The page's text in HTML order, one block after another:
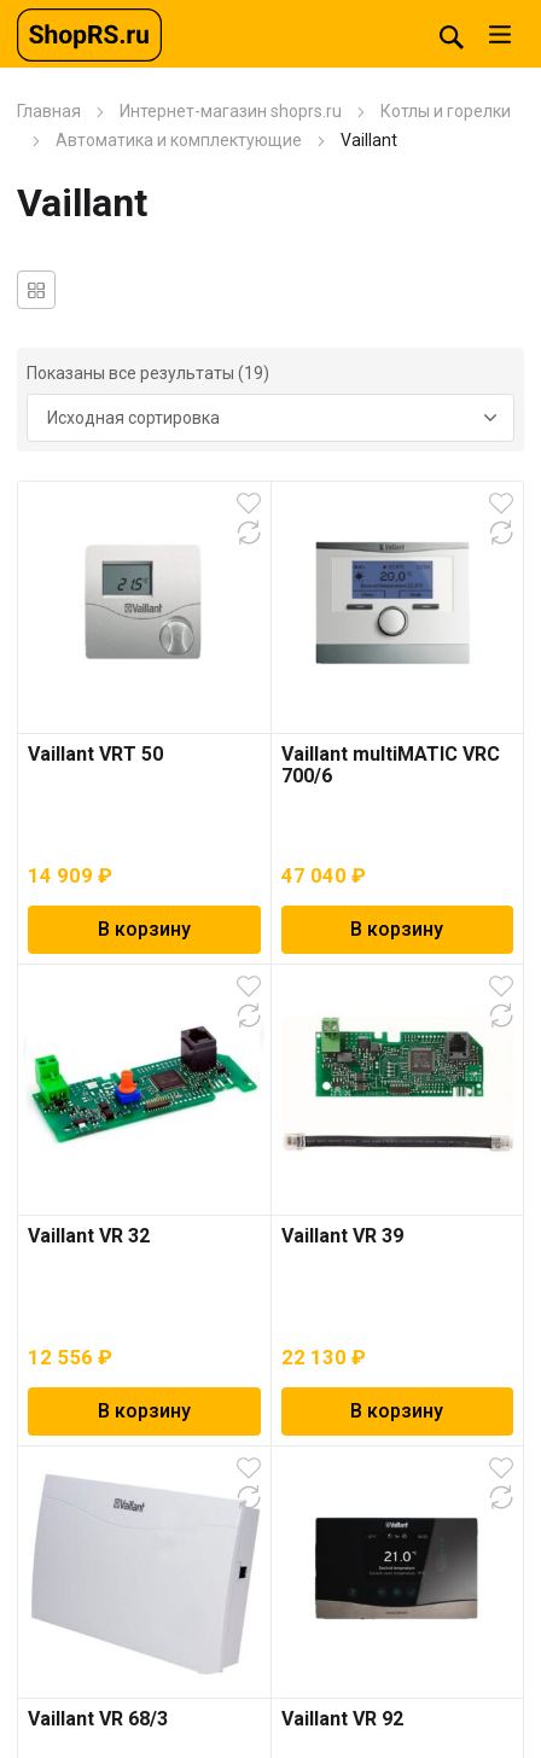
Главная Интернет-магазин shoprs.ru
Котлы и горелки
Автоматика и комплектующие
Vaillant
Vaillant
Показаны все результаты (19)
Vaillant VRT 50
14 909 ₽
В корзину
Vaillant multiMATIC VRC
700/6
47 040 ₽
В корзину
Vaillant VR 32
12 556 ₽
В корзину
Vaillant VR 39
22 130 ₽
В корзину
Vaillant VR 68/3 Vaillant VR 92